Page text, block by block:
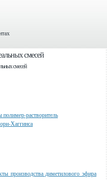
смесей
смесей
растворитель
Хаггинса
производства диметилового эфира